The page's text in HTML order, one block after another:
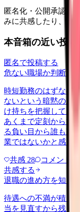
匿名化・公開承認済
みに共感したり、自
本音箱の近い投稿
匿名で投稿する
危ない職場か判断し
時短勤務のはずなの
ないという暗黙のル
け持ちを把握してお
あくまで定刻からで
る負い目から誰も声
業ではないかと感じ
共感 28 コメント
共感する
退職の進め方を知りた
待遇への不満が積も
当を見直すから残っ